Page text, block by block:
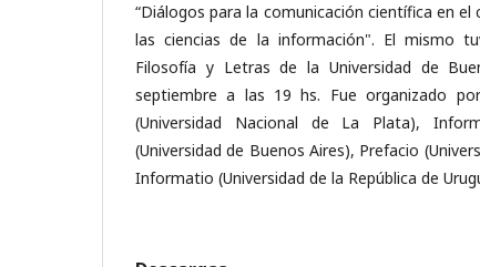
“Diálogos para la comunicación científica en
las ciencias de la información". El mismo
Filosofía y Letras de la Universidad de
septiembre a las 19 hs. Fue organizado
(Universidad Nacional de La Plata),
(Universidad de Buenos Aires), Prefacio
Informatio (Universidad de la República de